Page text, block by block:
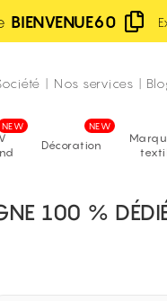
BIENVENUE60
| Nos services |
Décoration
100 %